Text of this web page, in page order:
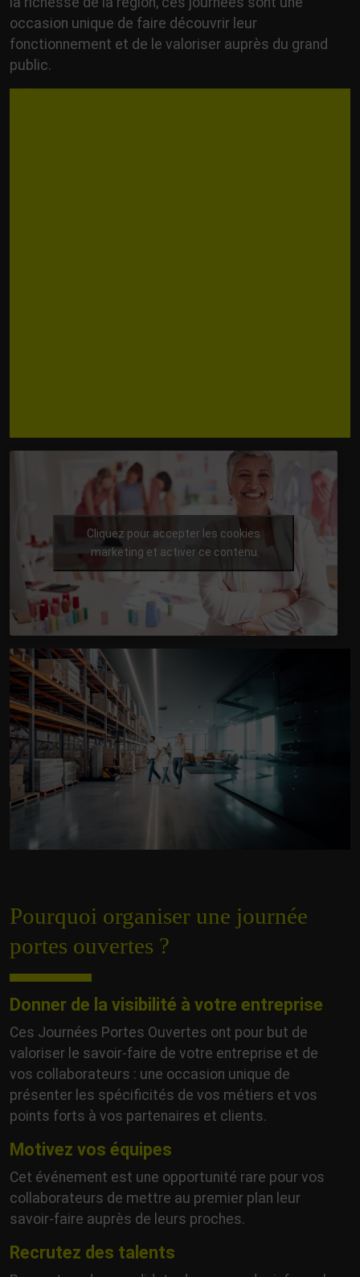
occasion unique de faire découvrir leur
fonctionnement et de le valoriser auprès du grand
public.
Cliquez pour accepter les cookies
marketing et activer ce contenu
Pourquoi organiser une journée
portes ouvertes ?
Donner de la visibilité à votre entreprise
Ces Journées Portes Ouvertes ont pour but de
valoriser le savoir-faire de votre entreprise et de
vos collaborateurs : une occasion unique de
présenter les spécificités de vos métiers et vos
points forts à vos partenaires et clients.
Motivez vos équipes
Cet événement est une opportunité rare pour vos
collaborateurs de mettre au premier plan leur
savoir-faire auprès de leurs proches.
Recrutez des talents